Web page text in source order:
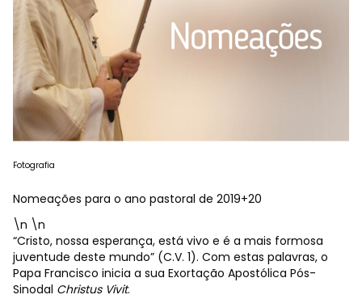
Fotografia
Nomeações para o ano pastoral de 2019+20
\n \n
“Cristo, nossa esperança, está vivo e é a mais formosa
juventude deste mundo” (C.V. 1). Com estas palavras, o
Papa Francisco inicia a sua Exortação Apostólica Pós-
Sinodal Christus Vivit.